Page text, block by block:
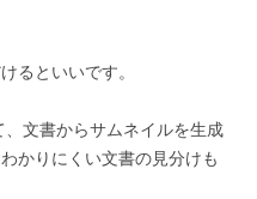
るといいです。
文書からサムネイルを生成
かりにくい文書の見分けも